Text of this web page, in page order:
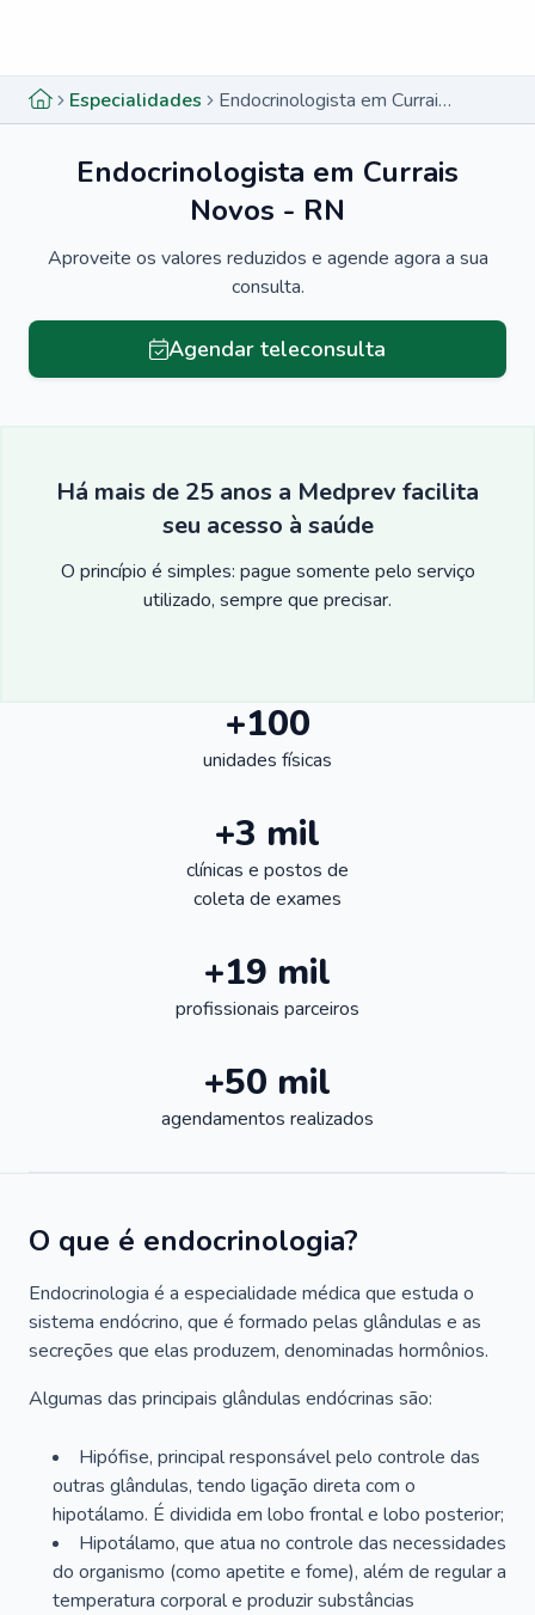
Especialidades Endocrinologista em Currais Novos - RN
Endocrinologista em Currais
Novos - RN
Aproveite os valores reduzidos e agende agora a sua
consulta.
Agendar teleconsulta
Há mais de 25 anos a Medprev facilita
seu acesso à saúde
O princípio é simples: pague somente pelo serviço
utilizado, sempre que precisar.
+100
unidades físicas
+3 mil
clínicas e postos de
coleta de exames
+19 mil
profissionais parceiros
+50 mil
agendamentos realizados
O que é endocrinologia?
Endocrinologia é a especialidade médica que estuda o
sistema endócrino, que é formado pelas glândulas e as
secreções que elas produzem, denominadas hormônios.
Algumas das principais glândulas endócrinas são:
Hipófise, principal responsável pelo controle das
outras glândulas, tendo ligação direta com o
hipotálamo. É dividida em lobo frontal e lobo posterior;
Hipotálamo, que atua no controle das necessidades
do organismo (como apetite e fome), além de regular a
temperatura corporal e produzir substâncias